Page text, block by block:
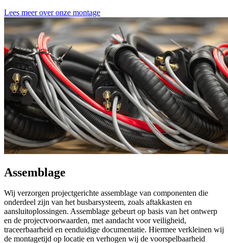
Lees meer over onze montage
Assemblage
Wij verzorgen projectgerichte assemblage van componenten die
onderdeel zijn van het busbarsysteem, zoals aftakkasten en
aansluitoplossingen. Assemblage gebeurt op basis van het ontwerp
en de projectvoorwaarden, met aandacht voor veiligheid,
traceerbaarheid en eenduidige documentatie. Hiermee verkleinen wij
de montagetijd op locatie en verhogen wij de voorspelbaarheid